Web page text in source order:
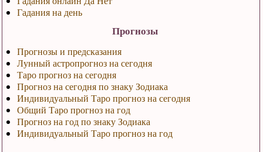
Гадания на день
Прогнозы
Прогнозы и предсказания
Лунный астропрогноз на сегодня
Таро прогноз на сегодня
Прогноз на сегодня по знаку Зодиака
Индивидуальный Таро прогноз на сегодня
Общий Таро прогноз на год
Прогноз на год по знаку Зодиака
Индивидуальный Таро прогноз на год